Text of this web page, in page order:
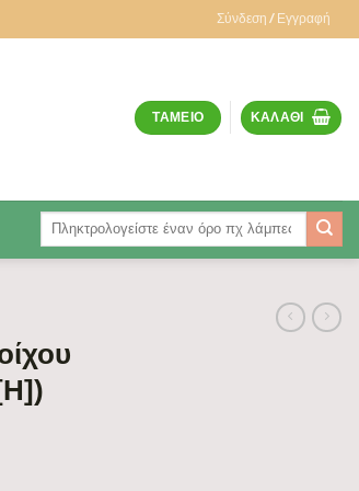
Σύνδεση / Εγγραφή
ΤΑΜΕΊΟ ΚΑΛΆΘΙ
Αναζήτηση